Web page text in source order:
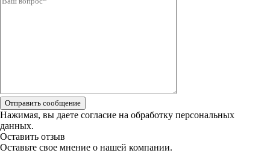
Отправить сообщение
Нажимая, вы даете согласие на обработку персональных
данных.
Оставить отзыв
Оставьте свое мнение о нашей компании.